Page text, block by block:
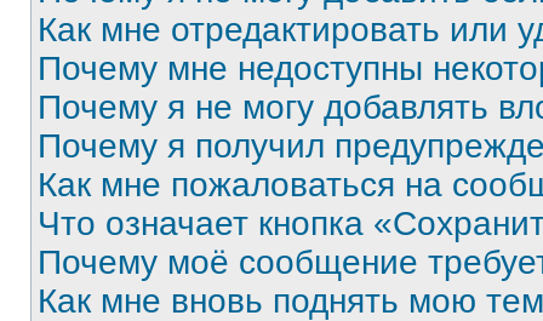
Как мне отредактировать или
Почему мне недоступны
Почему я не могу добавлять
Почему я получил
Как мне пожаловаться на
Что означает кнопка
Почему моё сообщение
Как мне вновь поднять мою